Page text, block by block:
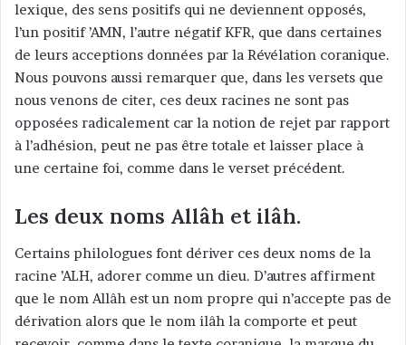
lexique, des sens positifs qui ne deviennent opposés,
l’un positif ’AMN, l’autre négatif KFR, que dans certaines
de leurs acceptions données par la Révélation coranique.
Nous pouvons aussi remarquer que, dans les versets que
nous venons de citer, ces deux racines ne sont pas
opposées radicalement car la notion de rejet par rapport
à l’adhésion, peut ne pas être totale et laisser place à
une certaine foi, comme dans le verset précédent.
Les deux noms Allâh et ilâh.
Certains philologues font dériver ces deux noms de la
racine ’ALH, adorer comme un dieu. D’autres affirment
que le nom Allâh est un nom propre qui n’accepte pas de
dérivation alors que le nom ilâh la comporte et peut